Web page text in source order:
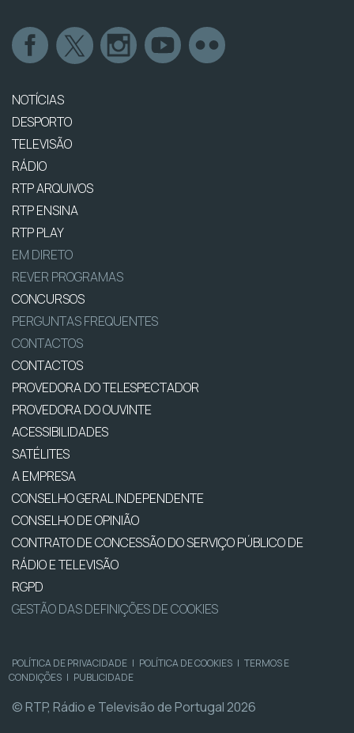
NOTÍCIAS
DESPORTO
TELEVISÃO
RÁDIO
RTP ARQUIVOS
RTP ENSINA
RTP PLAY
EM DIRETO
REVER PROGRAMAS
CONCURSOS
PERGUNTAS FREQUENTES
CONTACTOS
CONTACTOS
PROVEDORA DO TELESPECTADOR
PROVEDORA DO OUVINTE
ACESSIBILIDADES
SATÉLITES
A EMPRESA
CONSELHO GERAL INDEPENDENTE
CONSELHO DE OPINIÃO
CONTRATO DE CONCESSÃO DO SERVIÇO PÚBLICO DE
RÁDIO E TELEVISÃO
RGPD
GESTÃO DAS DEFINIÇÕES DE COOKIES
POLÍTICA DE PRIVACIDADE | POLÍTICA DE COOKIES | TERMOS E
CONDIÇÕES | PUBLICIDADE
© RTP, Rádio e Televisão de Portugal 2026